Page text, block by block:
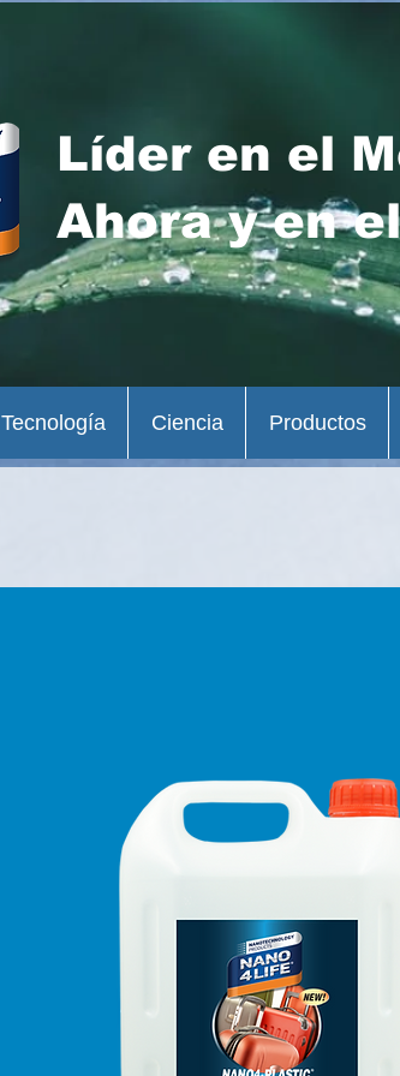
Líder en el
Ahora y en
Tecnología Ciencia Productos